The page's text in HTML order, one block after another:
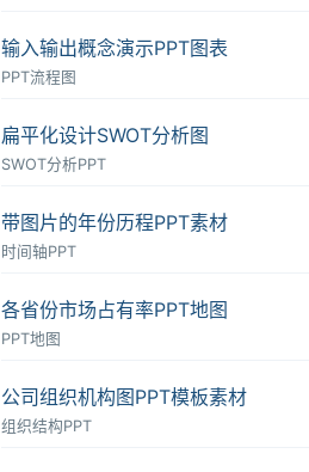
输入输出概念演示PPT图表
PPT流程图
扁平化设计SWOT分析图
SWOT分析PPT
带图片的年份历程PPT素材
时间轴PPT
各省份市场占有率PPT地图
PPT地图
公司组织机构图PPT模板素材
组织结构PPT